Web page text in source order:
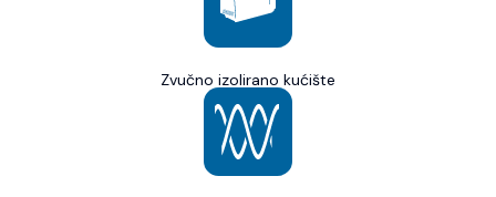
Zvučno izolirano kućište